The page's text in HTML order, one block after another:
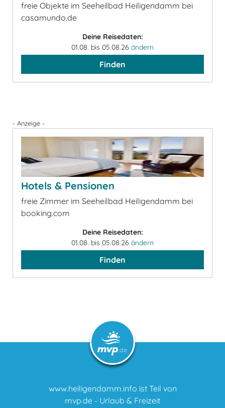
freie Objekte im Seeheilbad Heiligendamm bei
casamundo.de
Deine Reisedaten:
01.08. bis 05.08.26 ändern
Finden
- Anzeige -
Hotels & Pensionen
freie Zimmer im Seeheilbad Heiligendamm bei
booking.com
Deine Reisedaten:
01.08. bis 05.08.26 ändern
Finden
www.heiligendamm.info ist Teil von
mvp.de - Urlaub & Freizeit